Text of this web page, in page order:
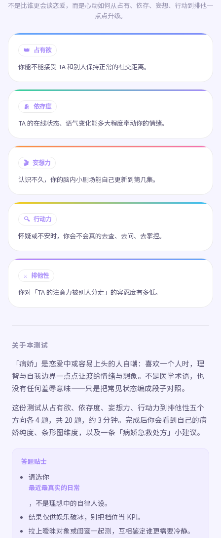
不是比谁更会谈恋爱，而是心动如何从占有、依存、妄想、行动到排他一
点点升级。
👑 占有欲
你能不能接受 TA 和别人保持正常的社交距离。
🫂 依存度
TA 的在线状态、语气变化能多大程度牵动你的情绪。
🎬 妄想力
认识不久，你的脑内小剧场能自己更新到第几集。
🔍 行动力
怀疑或不安时，你会不会真的去查、去问、去掌控。
⚔️ 排他性
你对「TA 的注意力被别人分走」的容忍度有多低。
关于本测试
「病娇」是恋爱中或容易上头的人自嘲：喜欢一个人时，理
智与自我边界一点点让渡给情绪与想象。不是医学术语，也
没有任何羞辱意味——只是把常见状态编成段子对照。
这份测试从占有欲、依存度、妄想力、行动力到排他性五个
方向各 4 题，共 20 题，约 3 分钟。完成后你会看到自己的病
娇纯度、条形图维度，以及一条「病娇急救处方」小建议。
答题贴士
请选你
最近最真实的日常
，不是理想中的自律人设。
结果仅供娱乐破冰，别把档位当 KPI。
拉上暧昧对象或闺蜜一起测，互相鉴定谁更需要冷静。